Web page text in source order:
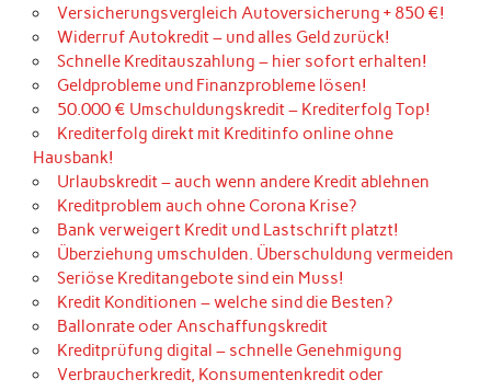
Versicherungsvergleich Autoversicherung + 850 €!
Widerruf Autokredit – und alles Geld zurück!
Schnelle Kreditauszahlung – hier sofort erhalten!
Geldprobleme und Finanzprobleme lösen!
50.000 € Umschuldungskredit – Krediterfolg Top!
Krediterfolg direkt mit Kreditinfo online ohne
Hausbank!
Urlaubskredit – auch wenn andere Kredit ablehnen
Kreditproblem auch ohne Corona Krise?
Bank verweigert Kredit und Lastschrift platzt!
Überziehung umschulden. Überschuldung vermeiden
Seriöse Kreditangebote sind ein Muss!
Kredit Konditionen – welche sind die Besten?
Ballonrate oder Anschaffungskredit
Kreditprüfung digital – schnelle Genehmigung
Verbraucherkredit, Konsumentenkredit oder